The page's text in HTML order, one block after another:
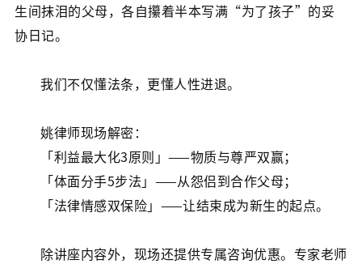
生间抹泪的父母，各自攥着半本写满“为了孩子”的妥
协日记。
我们不仅懂法条，更懂人性进退。
姚律师现场解密：
「利益最大化3原则」——物质与尊严双赢；
「体面分手5步法」——从怨侣到合作父母；
「法律情感双保险」——让结束成为新生的起点。
除讲座内容外，现场还提供专属咨询优惠。专家老师